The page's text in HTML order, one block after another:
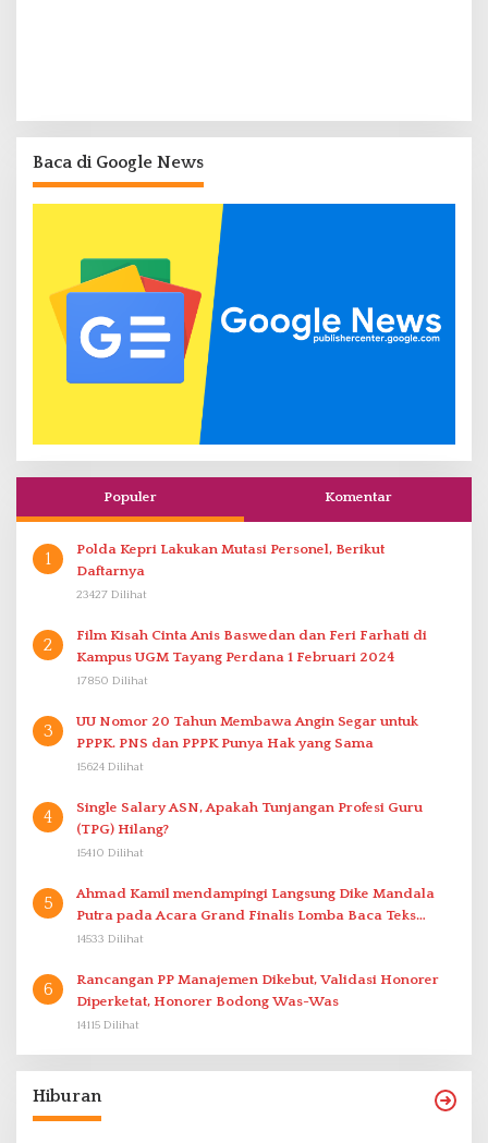
Baca di Google News
Populer Komentar
1
Polda Kepri Lakukan Mutasi Personel, Berikut
Daftarnya
23427 Dilihat
2
Film Kisah Cinta Anis Baswedan dan Feri Farhati di
Kampus UGM Tayang Perdana 1 Februari 2024
17850 Dilihat
3
UU Nomor 20 Tahun Membawa Angin Segar untuk
PPPK. PNS dan PPPK Punya Hak yang Sama
15624 Dilihat
4
Single Salary ASN, Apakah Tunjangan Profesi Guru
(TPG) Hilang?
15410 Dilihat
5
Ahmad Kamil mendampingi Langsung Dike Mandala
Putra pada Acara Grand Finalis Lomba Baca Teks
Proklamasi Mirip Bung Karno di Bali
14533 Dilihat
6
Rancangan PP Manajemen Dikebut, Validasi Honorer
Diperketat, Honorer Bodong Was-Was
14115 Dilihat
Hiburan